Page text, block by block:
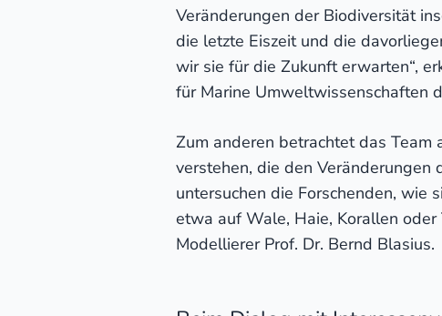
Veränderungen der Biodiversität
die letzte Eiszeit und die
wir sie für die Zukunft erwarten“,
für Marine Umweltwissenschaften
Zum anderen betrachtet das Team
verstehen, die den Veränderungen
untersuchen die Forschenden, wie
etwa auf Wale, Haie, Korallen
Modellierer Prof. Dr. Bernd Blasius.